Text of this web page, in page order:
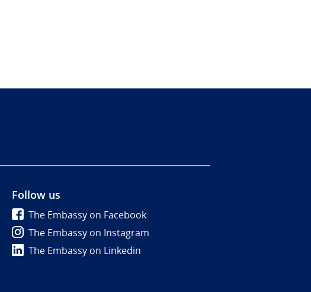
Follow us
The Embassy on Facebook
The Embassy on Instagram
The Embassy on Linkedin